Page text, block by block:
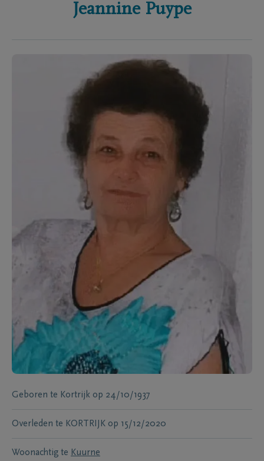
Jeannine Puype
Geboren te Kortrijk op 24/10/1937
Overleden te KORTRIJK op 15/12/2020
Woonachtig te Kuurne